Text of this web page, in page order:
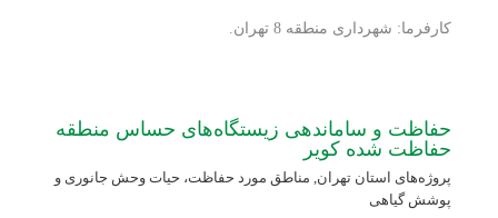
کارفرما: شهرداری منطقه 8 تهران.
حفاظت و ساماندهی زیستگاه‌های حساس منطقه
حفاظت شده کویر
پروژه‌های استان تهران مناطق مورد حفاظت، حیات وحش جانوری و
پوشش گیاهی